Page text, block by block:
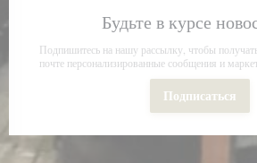
Будьте в курсе
Подпишитесь на нашу рассылку, чтобы
почте персонализированные сообщения и
Подписаться